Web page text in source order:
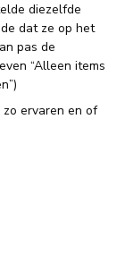
diezelfde
dat ze op het
pas de
“Alleen items
ervaren en of